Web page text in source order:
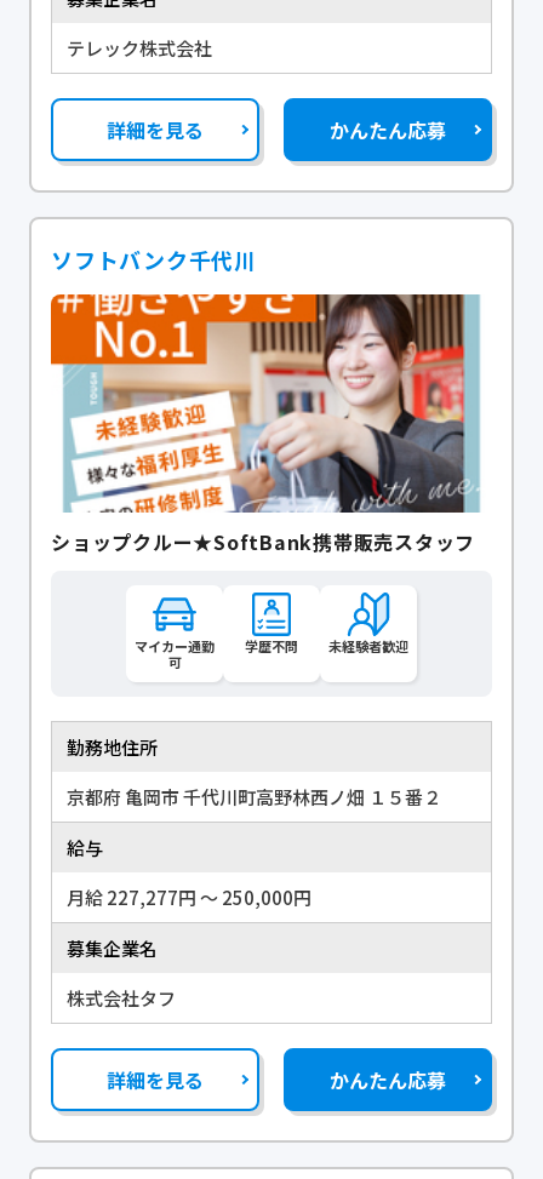
テレック株式会社
詳細を見る かんたん応募
ソフトバンク千代川
ショップクルー★SoftBank携帯販売スタッフ
マイカー通勤
可
学歴不問 未経験者歓迎
勤務地住所
京都府 亀岡市 千代川町高野林西ノ畑 １５番２
給与
月給 227,277円 〜 250,000円
募集企業名
株式会社タフ
詳細を見る かんたん応募